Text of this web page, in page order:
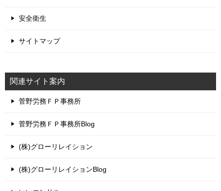
安全衛生
サイトマップ
関連サイト案内
菅野労務ＦＰ事務所
菅野労務ＦＰ事務所Blog
(株)グローリレイション
(株)グローリレイションBlog